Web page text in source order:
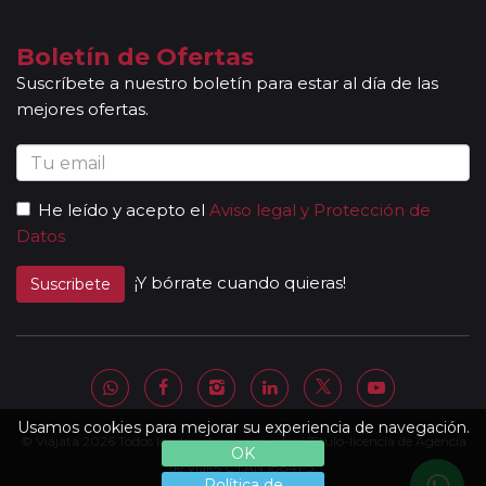
Usamos cookies para mejorar su experiencia de navegación.
OK
cultura de los lugares visitados. En ocasiones, los
grupos son bilingües (normalmente español y
portugués), en estos casos nuestros guías
acompañantes podrán dar las explicaciones en dos
idiomas diferentes. Según circuito, le atenderá en su
viaje un único guía-acompañante o bien cambiará de
acompañantes siempre estarán presentes en los
paseos incluidos, pero poseen múltiples funciones y
deben dedicación a la totalidad del grupo y no a una
persona en particular. En los momentos en que no
de coordinación, bien para otros grupos diferentes y
por tanto no estar disponibles en un momento
determinado.
Al completar el pago de su viaje y una vez le
enviemos la documentación, se le facilitará una
Boletín de Ofertas
Suscríbete a nuestro boletín para estar al día de las
mejores ofertas.
He leído y acepto el Aviso legal y Protección de
Datos
Suscribete ¡Y bórrate cuando quieras!
© Viajata 2026 Todos los derechos reservados | Título-licencia de Agencia
de Viajes C.I.AN 18841-3.